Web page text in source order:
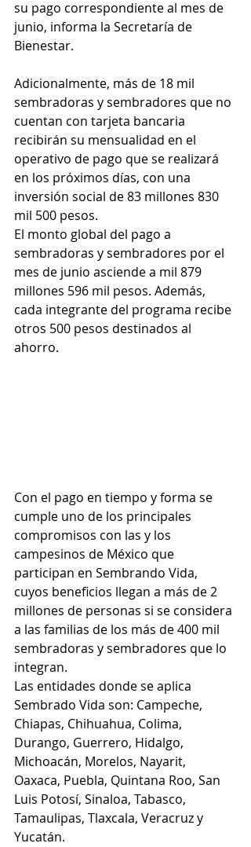
su pago correspondiente al mes de
junio, informa la Secretaría de
Bienestar.
Adicionalmente, más de 18 mil
sembradoras y sembradores que no
cuentan con tarjeta bancaria
recibirán su mensualidad en el
operativo de pago que se realizará
en los próximos días, con una
inversión social de 83 millones 830
mil 500 pesos.
El monto global del pago a
sembradoras y sembradores por el
mes de junio asciende a mil 879
millones 596 mil pesos. Además,
cada integrante del programa recibe
otros 500 pesos destinados al
ahorro.
Con el pago en tiempo y forma se
cumple uno de los principales
compromisos con las y los
campesinos de México que
participan en Sembrando Vida,
cuyos beneficios llegan a más de 2
millones de personas si se considera
a las familias de los más de 400 mil
sembradoras y sembradores que lo
integran.
Las entidades donde se aplica
Sembrado Vida son: Campeche,
Chiapas, Chihuahua, Colima,
Durango, Guerrero, Hidalgo,
Michoacán, Morelos, Nayarit,
Oaxaca, Puebla, Quintana Roo, San
Luis Potosí, Sinaloa, Tabasco,
Tamaulipas, Tlaxcala, Veracruz y
Yucatán.